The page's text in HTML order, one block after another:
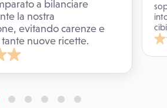
a bilanciare
la nostra
evitando carenze e
nuove ricette.